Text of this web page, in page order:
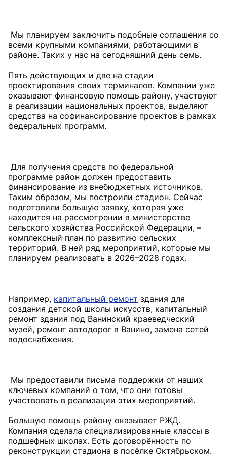
Мы планируем заключить подобные соглашения со
всеми крупными компаниями, работающими в
районе. Таких у нас на сегодняшний день семь.
Пять действующих и две на стадии
проектирования своих терминалов. Компании уже
оказывают финансовую помощь району, участвуют
в реализации национальных проектов, выделяют
средства на софинансирование проектов в рамках
федеральных программ.
Для получения средств по федеральной
программе район должен предоставить
финансирование из внебюджетных источников.
Таким образом, мы построили стадион. Сейчас
подготовили большую заявку, которая уже
находится на рассмотрении в министерстве
сельского хозяйства Российской Федерации, –
комплексный план по развитию сельских
территорий. В ней ряд мероприятий, которые мы
планируем реализовать в 2026–2028 годах.
Например, капитальный ремонт здания для
создания детской школы искусств, капитальный
ремонт здания под Ванинский краеведческий
музей, ремонт автодорог в Ванино, замена сетей
водоснабжения.
Мы предоставили письма поддержки от наших
ключевых компаний о том, что они готовы
участвовать в реализации этих мероприятий.
Большую помощь району оказывает РЖД.
Компания сделала специализированные классы в
подшефных школах. Есть договорённость по
реконструкции стадиона в посёлке Октябрьском.